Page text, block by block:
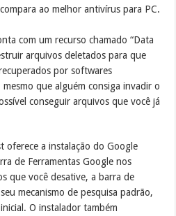
ao melhor antivírus para PC.
com um recurso chamado “Data
arquivos deletados para que
por softwares
que alguém consiga invadir o
conseguir arquivos que você já
oferece a instalação do Google
de Ferramentas Google nos
que você desative, a barra de
mecanismo de pesquisa padrão,
O instalador também